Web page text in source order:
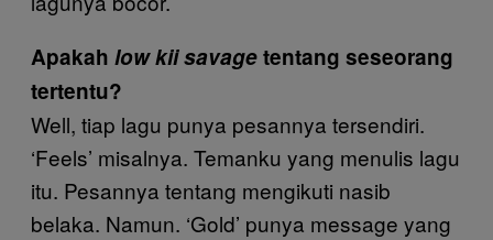
Apakah low kii savagetentang seseorang
tertentu?
Well, tiap lagu punya pesannya tersendiri.
‘Feels’ misalnya. Temanku yang menulis lagu
itu. Pesannya tentang mengikuti nasib
belaka. Namun. ‘Gold’ punya message yang